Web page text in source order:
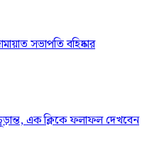
সভাপতি বহিষ্কার
এক ক্লিকে ফলাফল দেখবেন